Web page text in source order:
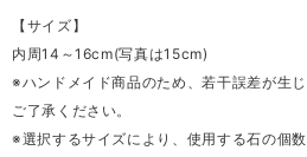
【サイズ】
内周14～16cm(写真は15cm)
※ハンドメイド商品のため、若干誤差が生
ご了承ください。
※選択するサイズにより、使用する石の個